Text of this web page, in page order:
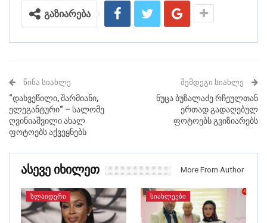
გაზიარება
ᲬᲘᲜᲐ ᲡᲘᲐᲮᲚᲔ
“დახვეწილი, შარმიანი,
ელეგანტური“ – სალომე
ღვინიაშვილი ახალ
ფოტოებს აქვეყნებს
ᲨᲔᲛᲓᲔᲒᲘ ᲡᲘᲐᲮᲚᲔ
ნუცა ბუზალაძე რჩეულთან
ერთად გადაღებულ
ფოტოებს გვიზიარებს
Ასევე Იხილეთ More From Author
ᲡᲚᲐᲘᲓᲔᲠᲘ ᲡᲘᲐᲮᲚᲔᲔᲑᲘ